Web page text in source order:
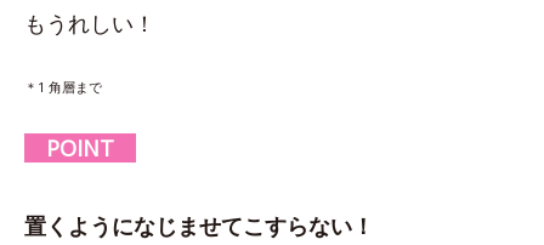
もうれしい！
＊1 角層まで
POINT
置くようになじませてこすらない！